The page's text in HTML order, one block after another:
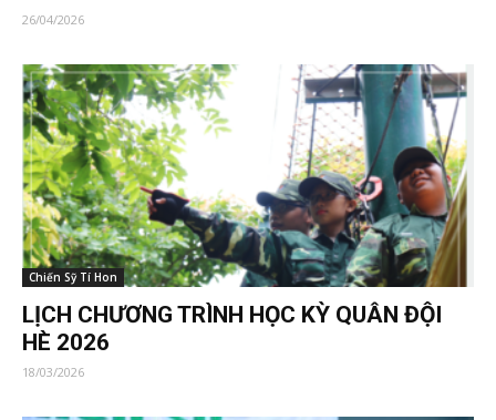
26/04/2026
Chiến Sỹ Tí Hon
LỊCH CHƯƠNG TRÌNH HỌC KỲ QUÂN ĐỘI
HÈ 2026
18/03/2026